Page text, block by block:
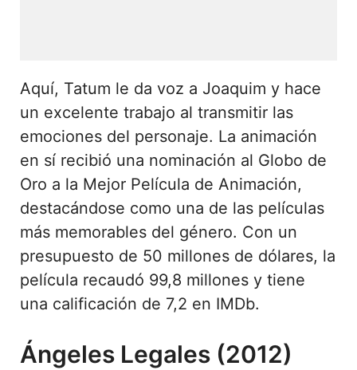
Aquí, Tatum le da voz a Joaquim y hace
un excelente trabajo al transmitir las
emociones del personaje. La animación
en sí recibió una nominación al Globo de
Oro a la Mejor Película de Animación,
destacándose como una de las películas
más memorables del género. Con un
presupuesto de 50 millones de dólares, la
película recaudó 99,8 millones y tiene
una calificación de 7,2 en IMDb.
Ángeles Legales (2012)